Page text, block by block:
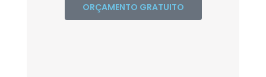
ORÇAMENTO GRATUITO